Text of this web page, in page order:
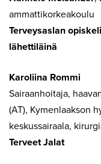
ammattikorkeakoulu
Terveysaslan
lähettiläinä
Karoliina Rommi
Sairaanhoitaja,
(AT), Kymenlaakson
keskussairaala,
Terveet Jalat